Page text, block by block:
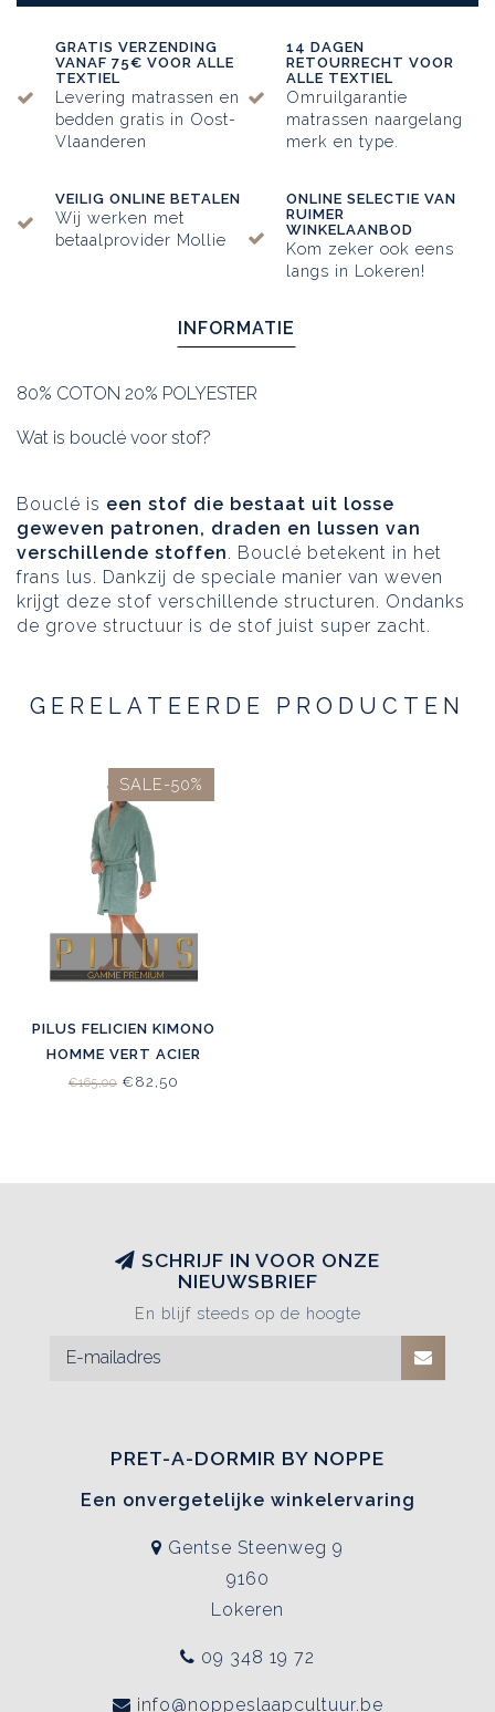
GRATIS VERZENDING
VANAF 75€ VOOR ALLE
TEXTIEL
Levering matrassen en
bedden gratis in Oost-
Vlaanderen
14 DAGEN
RETOURRECHT VOOR
ALLE TEXTIEL
Omruilgarantie
matrassen naargelang
merk en type.
VEILIG ONLINE BETALEN
Wij werken met
betaalprovider Mollie
ONLINE SELECTIE VAN
RUIMER
WINKELAANBOD
Kom zeker ook eens
langs in Lokeren!
INFORMATIE
80% COTON 20% POLYESTER
Wat is bouclé voor stof?
Bouclé is een stof die bestaat uit losse
geweven patronen, draden en lussen van
verschillende stoffen. Bouclé betekent in het
frans lus. Dankzij de speciale manier van weven
krijgt deze stof verschillende structuren. Ondanks
de grove structuur is de stof juist super zacht.
GERELATEERDE PRODUCTEN
SALE-50%
PILUS FELICIEN KIMONO
HOMME VERT ACIER
€165,00 €82,50
SCHRIJF IN VOOR ONZE
NIEUWSBRIEF
En blijf steeds op de hoogte
PRET-A-DORMIR BY NOPPE
Een onvergetelijke winkelervaring
Gentse Steenweg 9
9160
Lokeren
09 348 19 72
info@noppeslaapcultuur.be